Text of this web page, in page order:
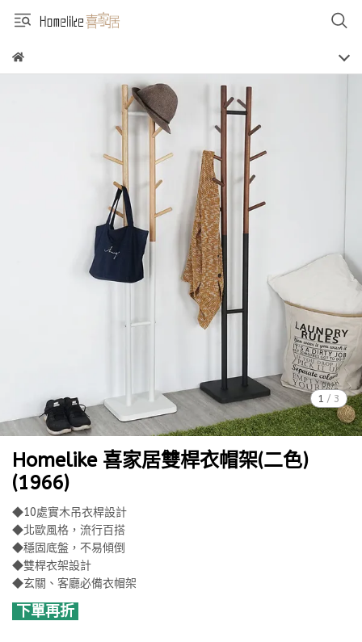
1 / 3
Homelike 喜家居雙桿衣帽架(二色)
(1966)
◆10處實木吊衣桿設計
◆北歐風格，流行百搭
◆穩固底盤，不易傾倒
◆雙桿衣架設計
◆玄關、客廳必備衣帽架
下單再折